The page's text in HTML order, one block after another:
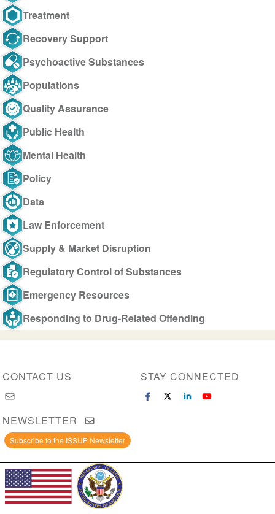
Treatment
Recovery Support
Psychoactive Substances
Populations
Quality Assurance
Public Health
Mental Health
Policy
Data
Law Enforcement
Supply & Market Disruption
Regulatory Control of Substances
Emergency Resources
Responding to Drug-Related Offending
CONTACT US STAY CONNECTED
NEWSLETTER
Subscribe to the ISSUP Newsletter